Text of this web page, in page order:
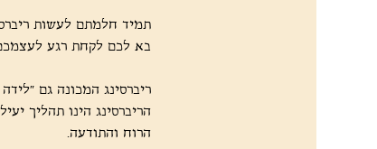
תמיד חלמתם לעשות
בא לכם לקחת רגע
ריברסינג המכונה גם
הריברסינג הינו תהליך
הרוח והתודעה.